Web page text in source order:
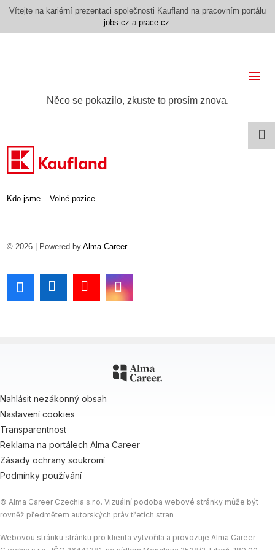
Vítejte na kariérní prezentaci společnosti Kaufland na pracovním portálu
jobs.cz a prace.cz
Kdo jsmeNěco se pokazilo, zkuste to prosím znova.
Kdo jsme Volné pozice
© 2026 | Powered by Alma Career
Nahlásit nezákonný obsah
Nastavení cookies
Transparentnost
Reklama na portálech Alma Career
Zásady ochrany soukromí
Podmínky používání
© Alma Career Czechia s.r.o. Vizuální podoba webové stránky může být
rovněž předmětem autorských práv třetích stran
Webovou stránku stránku pro klienta vytvořila a provozuje Alma Career